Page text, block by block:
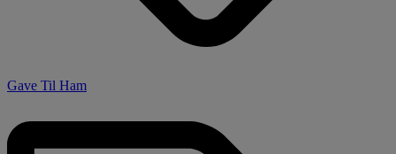
Gave Til Ham